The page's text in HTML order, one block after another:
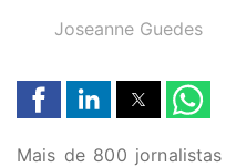
AUTOR(A):
Joseanne Guedes
Mais de 800